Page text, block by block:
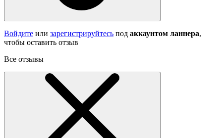
Войдите или зарегистрируйтесь под аккаунтом ланнера,
чтобы оставить отзыв
Все отзывы